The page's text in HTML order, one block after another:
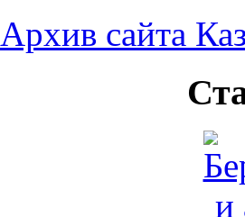
Архив сайта